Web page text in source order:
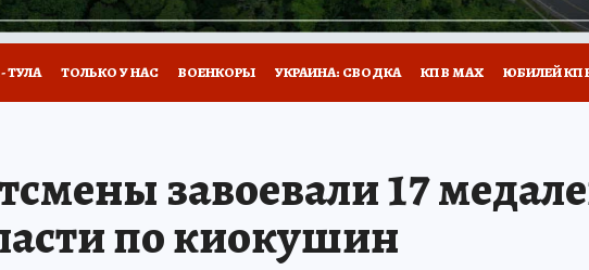
ТУЛА ТОЛЬКО У НАС ВОЕНКОРЫ УКРАИНА: СВОДКА КП В МАХ ЮБИЛЕЙ КП
завоевали 17
по киокушин